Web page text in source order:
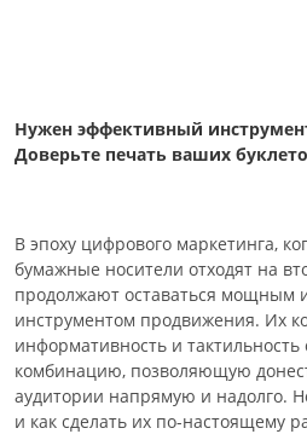
Нужен эффективный
Доверьте печать ваших
В эпоху цифрового маркетинга,
бумажные носители отходят на
продолжают оставаться мощным
инструментом продвижения. Их
информативность и
комбинацию, позволяющую
аудитории напрямую и надолго.
и как сделать их по-настоящему